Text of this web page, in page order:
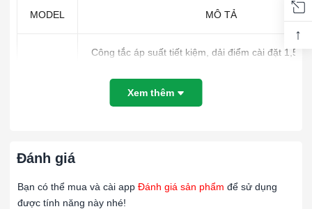
MODEL MÔ TẢ
Công tắc áp suất tiết kiệm, dải điểm cài đặt 1,5-
(3-11 kPa).
Công tắc áp suất tiết kiệm, dải điểm cài đặt 30-
Xem thêm
Đánh giá
Bạn có thể mua và cài app Đánh giá sản phẩm để sử dụng
được tính năng này nhé!
↑